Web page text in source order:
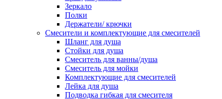
Зеркало
Полки
Держатели/ крючки
Смесители и комплектующие для смесителей
Шланг для душа
Стойки для душа
Смеситель для ванны/душа
Смеситель для мойки
Комплектующие для смесителей
Лейка для душа
Подводка гибкая для смесителя